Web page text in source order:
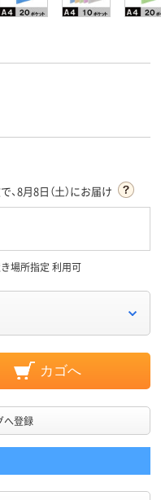
、8月8日（土）にお届け
場所指定 利用可
カゴへ
へ登録